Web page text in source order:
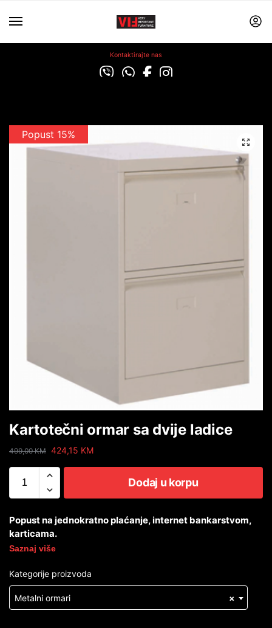
Kontaktirajte nas
Popust 15%
Kartotečni ormar sa dvije ladice
499,00KM 424,15 KM
Dodaj u korpu
Popust na jednokratno plaćanje, internet bankarstvom,
karticama.
Saznaj više
Kategorije proizvoda
×
Metalni ormari